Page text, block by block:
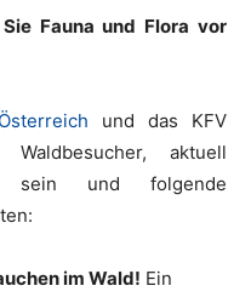
Fauna und Flora vor
und das KFV
aktuell
sein und folgende
im Wald! Ein